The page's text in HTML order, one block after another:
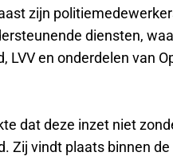
zijn
diensten,
LVV en onderdelen van
dat deze inzet niet
Zij vindt plaats binnen